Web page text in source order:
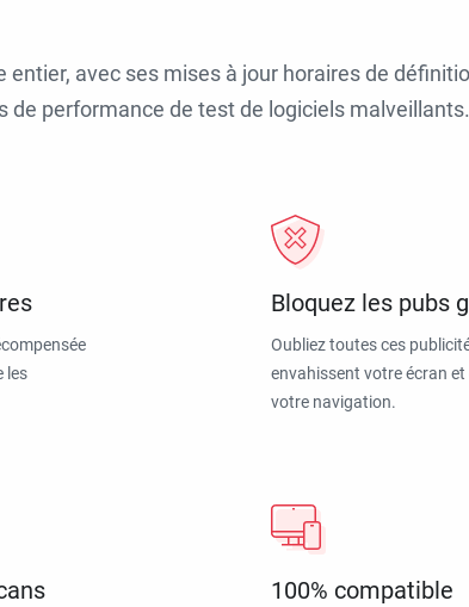
avec ses mises à jour horaires de
performance de test de logiciels malveillants.
les
Bloquez les pubs
Oubliez toutes ces
envahissent votre écran
votre navigation.
100% compatible